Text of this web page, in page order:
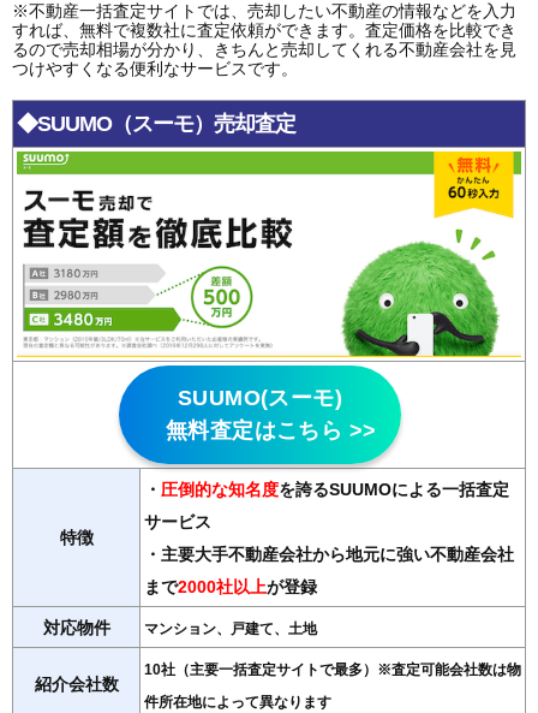
※不動産一括査定サイトでは、売却したい不動産の情報などを入力
すれば、無料で複数社に査定依頼ができます。査定価格を比較でき
るので売却相場が分かり、きちんと売却してくれる不動産会社を見
つけやすくなる便利なサービスです。
◆SUUMO（スーモ）売却査定
SUUMO(スーモ)
無料査定はこちら >>
特徴
・ 圧倒的な知名度を誇るSUUMOによる一括査定
サービス
・主要大手不動産会社から地元に強い不動産会社
まで2000社以上が登録
対応物件 マンション、戸建て、土地
紹介会社数
10社（主要一括査定サイトで最多）※査定可能会社数は物
件所在地によって異なります